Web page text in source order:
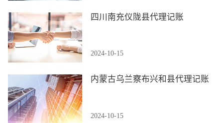
四川南充仪陇县代理记账
2024-10-15
内蒙古乌兰察布兴和县代理记账
2024-10-15